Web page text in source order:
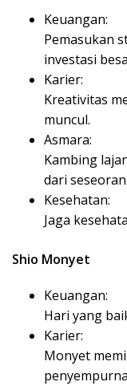
Keuangan:
Pemasukan
investasi
Karier:
Kreativitas
muncul.
Asmara:
Kambing
dari
Kesehatan:
Jaga
Shio Monyet
Keuangan:
Hari yang
Karier:
Monyet